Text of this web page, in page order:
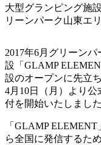
大型グランピング施
リーンパーク山東エ
2017年6月グリーン
設「GLAMP
設のオープンに先立
4月10日（月）より
付を開始いたしました
「GLAMP
ら全国に発信するた